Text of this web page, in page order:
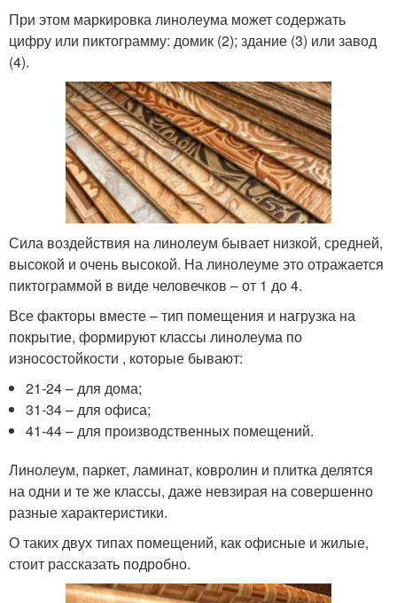
При этом маркировка линолеума может содержать
цифру или пиктограмму: домик (2); здание (3) или завод
(4).
Сила воздействия на линолеум бывает низкой, средней,
высокой и очень высокой. На линолеуме это отражается
пиктограммой в виде человечков – от 1 до 4.
Все факторы вместе – тип помещения и нагрузка на
покрытие, формируют классы линолеума по
износостойкости , которые бывают:
21-24 – для дома;
31-34 – для офиса;
41-44 – для производственных помещений.
Линолеум, паркет, ламинат, ковролин и плитка делятся
на одни и те же классы, даже невзирая на совершенно
разные характеристики.
О таких двух типах помещений, как офисные и жилые,
стоит рассказать подробно.